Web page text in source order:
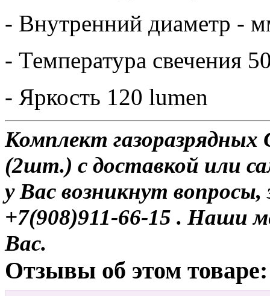
- Внутренний диаметр -
- Температура свечения
- Яркость 120 lumen
Комплект газоразрядных
(2шт.) с доставкой или
у Вас возникнут
+7(908)911-66-15 . Наши
Вас.
Отзывы об этом товаре: